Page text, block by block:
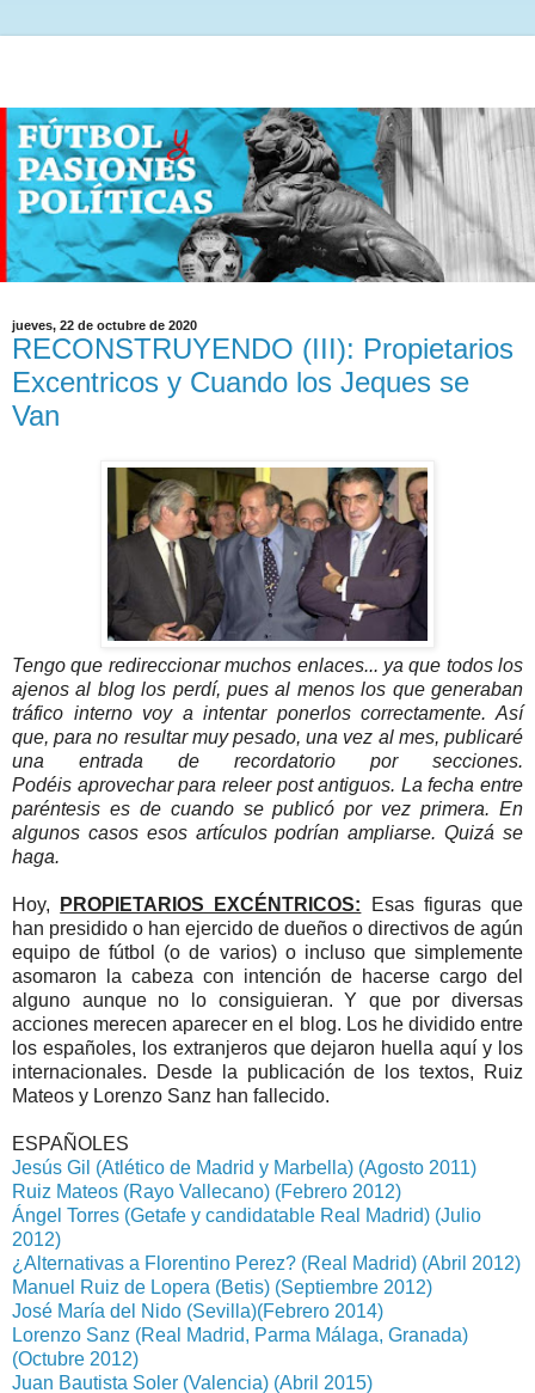
jueves, 22 de octubre de 2020
RECONSTRUYENDO (III): Propietarios
Excentricos y Cuando los Jeques se
Van
Tengo que redireccionar muchos enlaces... ya que todos los
ajenos al blog los perdí, pues al menos los que generaban
tráfico interno voy a intentar ponerlos correctamente. Así
que, para no resultar muy pesado, una vez al mes, publicaré
una entrada de recordatorio por secciones.
Podéis aprovechar para releer post antiguos. La fecha entre
paréntesis es de cuando se publicó por vez primera. En
algunos casos esos artículos podrían ampliarse. Quizá se
haga.
Hoy, PROPIETARIOS EXCÉNTRICOS: Esas figuras que
han presidido o han ejercido de dueños o directivos de agún
equipo de fútbol (o de varios) o incluso que simplemente
asomaron la cabeza con intención de hacerse cargo del
alguno aunque no lo consiguieran. Y que por diversas
acciones merecen aparecer en el blog. Los he dividido entre
los españoles, los extranjeros que dejaron huella aquí y los
internacionales. Desde la publicación de los textos, Ruiz
Mateos y Lorenzo Sanz han fallecido.
ESPAÑOLES
Jesús Gil (Atlético de Madrid y Marbella) (Agosto 2011)
Ruiz Mateos (Rayo Vallecano) (Febrero 2012)
Ángel Torres (Getafe y candidatable Real Madrid) (Julio
2012)
¿Alternativas a Florentino Perez? (Real Madrid) (Abril 2012)
Manuel Ruiz de Lopera (Betis) (Septiembre 2012)
José María del Nido (Sevilla)(Febrero 2014)
Lorenzo Sanz (Real Madrid, Parma Málaga, Granada)
(Octubre 2012)
Juan Bautista Soler (Valencia) (Abril 2015)